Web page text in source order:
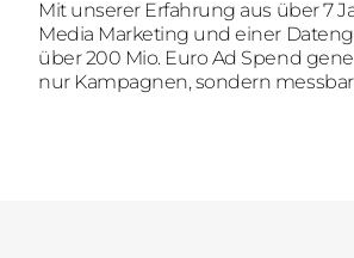
Mit unserer Erfahrung aus über 7
Media Marketing und einer
über 200 Mio. Euro Ad Spend
nur Kampagnen, sondern
Mit unserer Erfahrung aus über 7
Media Marketing und einer
über 200 Mio. Euro Ad Spend
nur Kampagnen, sondern
Wir sind auf der Suche nach
engagierten Menschen, die mit
und LeidenschaftConsumer
übersetzen.